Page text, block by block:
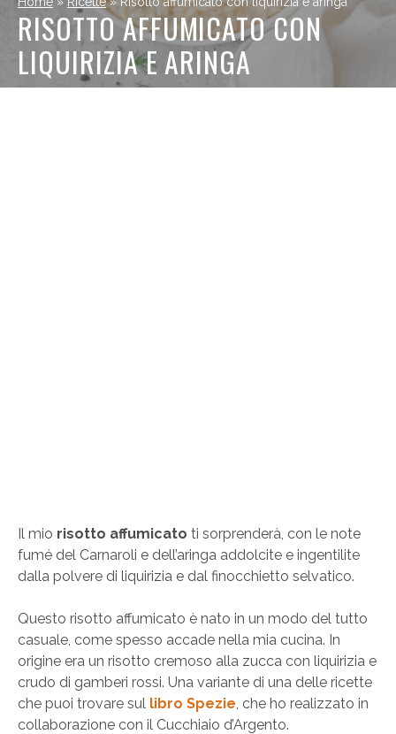
RISOTTO AFFUMICATO CON
LIQUIRIZIA E ARINGA
Il mio risotto affumicato ti sorprenderà, con le note
fumé del Carnaroli e dell’aringa addolcite e ingentilite
dalla polvere di liquirizia e dal finocchietto selvatico.
Questo risotto affumicato è nato in un modo del tutto
casuale, come spesso accade nella mia cucina. In
origine era un risotto cremoso alla zucca con liquirizia e
crudo di gamberi rossi. Una variante di una delle ricette
che puoi trovare sul libro Spezie, che ho realizzato in
collaborazione con il Cucchiaio d’Argento.